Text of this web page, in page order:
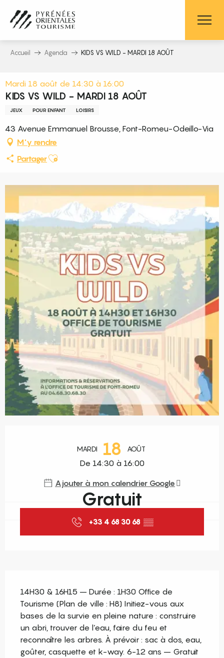
contenu
principal
Accueil Agenda KIDS VS WILD - MARDI 18 AOÛT
Mardi 18 août de 14:30 à 16:00
KIDS VS WILD - MARDI 18 AOÛT
JEUX POUR ENFANT LOISIRS
43 Avenue Emmanuel Brousse, Font-Romeu-Odeillo-Via
M'y rendre
PartagerAjouter aux favoris
MARDI 18 AOÛT
De 14:30 à 16:00
Ajouter à mon calendrier Google
Gratuit
+33 4 68 30 68 ▒▒
14H30 & 16H15 – Durée : 1H30 Office de
Tourisme (Plan de ville : H8) Initiez-vous aux
bases de la survie en pleine nature : construire
un abri, trouver de l’eau, faire du feu et
reconnaître les arbres. À prévoir : sac à dos, eau,
goûter, casquette et k-way. 6-12 ans – Gratuit